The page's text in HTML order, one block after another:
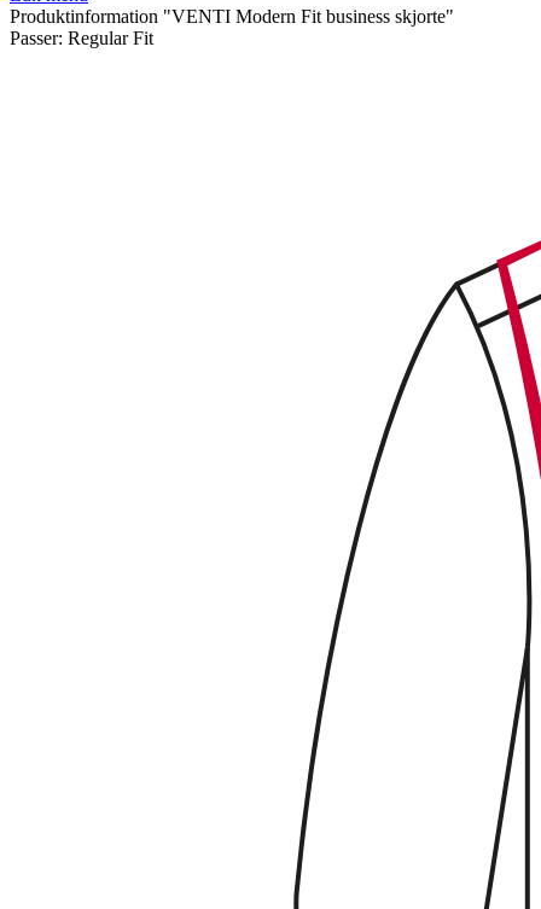
Produktinformation "VENTI Modern Fit business skjorte"
Passer: Regular Fit